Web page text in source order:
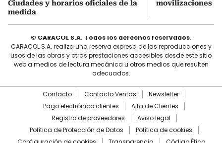
Ciudades y horarios oficiales de la
medida
movilizaciones y
© CARACOL S.A. Todos los derechos reservados.
CARACOL S.A. realiza una reserva expresa de las reproducciones y
usos de las obras y otras prestaciones accesibles desde este sitio
web a medios de lectura mecánica u otros medios que resulten
adecuados.
Contacto Contacto Ventas
Newsletter
Pago electrónico clientes
Alta de Clientes
Registro de proveedores
Aviso legal
Política de Protección de Datos
Política de cookies